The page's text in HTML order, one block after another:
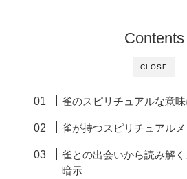
CLOSE
Contents
雀のスピリチュアルな意
雀が持つスピリチュアル
雀との出会いから読み解
暗示